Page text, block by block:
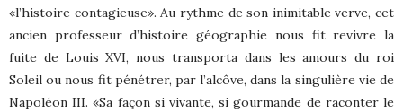
«l’histoire contagieuse». Au rythme de son inimitable verve, cet
ancien professeur d’histoire géographie nous fit revivre la
fuite de Louis XVI, nous transporta dans les amours du roi
Soleil ou nous fit pénétrer, par l’alcôve, dans la singulière vie de
Napoléon III. «Sa façon si vivante, si gourmande de raconter le